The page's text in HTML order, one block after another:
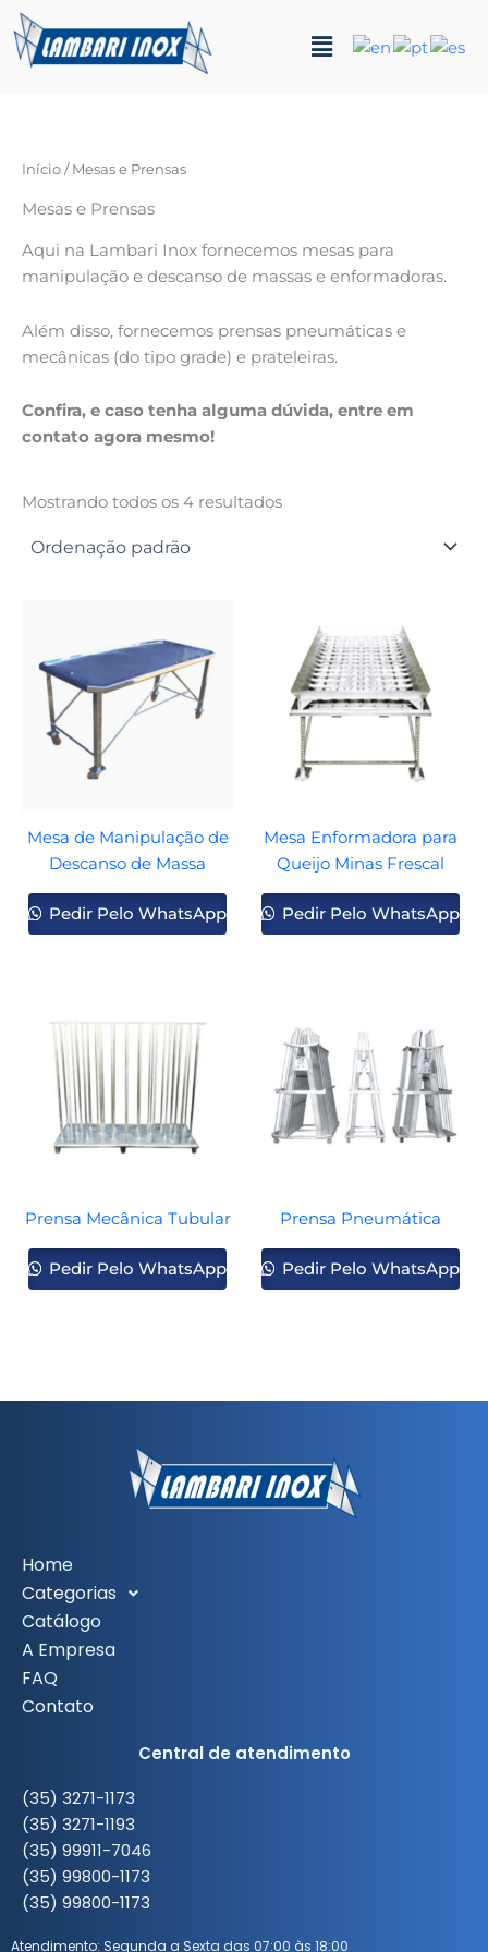
para
Menu
Início/ Mesas e Prensas
Mesas e Prensas
Aqui na Lambari Inox fornecemos mesas para
manipulação e descanso de massas e enformadoras.
Além disso, fornecemos prensas pneumáticas e
mecânicas (do tipo grade) e prateleiras.
Confira, e caso tenha alguma dúvida, entre em
contato agora mesmo!
Mostrando todos os 4 resultados
Mesa de Manipulação de
Descanso de Massa
Pedir Pelo WhatsApp
Mesa Enformadora para
Queijo Minas Frescal
Pedir Pelo WhatsApp
Prensa Mecânica Tubular
Pedir Pelo WhatsApp
Prensa Pneumática
Pedir Pelo WhatsApp
Home
Categorias
Catálogo
A Empresa
FAQ
Contato
Central de atendimento
(35) 3271-1173
(35) 3271-1193
(35) 99911-7046
(35) 99800-1173
(35) 99800-1173
Atendimento: Segunda a Sexta das 07:00 às 18:00